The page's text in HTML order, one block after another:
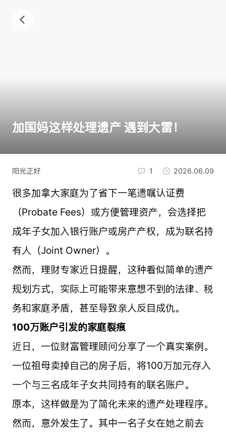
加国妈这样处理遗产 遇到大雷！
阳光正好 1 2026.06.09
很多加拿大家庭为了省下一笔遗嘱认证费
（Probate Fees）或方便管理资产，会选择把
成年子女加入银行账户或房产产权，成为联名持
有人（Joint Owner）。
然而，理财专家近日提醒，这种看似简单的遗产
规划方式，实际上可能带来意想不到的法律、税
务和家庭矛盾，甚至导致亲人反目成仇。
100万账户引发的家庭裂痕
近日，一位财富管理顾问分享了一个真实案例。
一位祖母卖掉自己的房子后，将100万加元存入
一个与三名成年子女共同持有的联名账户。
原本，这样做是为了简化未来的遗产处理程序。
然而，意外发生了。其中一名子女在她之前去